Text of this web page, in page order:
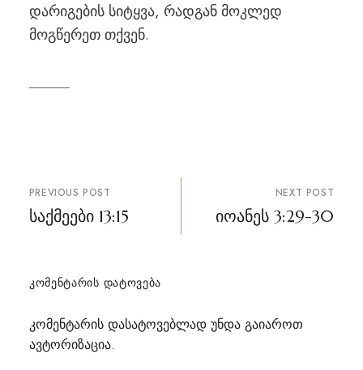
დარიგების სიტყვა, რადგან მოკლედ
მოგწერეთ თქვენ.
პოსტის
ნავიგაცია
PREVIOUS POST
საქმეები 13:15
NEXT POST
იოანეს 3:29-30
ᲙᲝᲛᲔᲜᲢᲐᲠᲘᲡ ᲓᲐᲢᲝᲕᲔᲑᲐ
კომენტარის დასატოვებლად უნდა გაიაროთ
ავტორიზაცია.